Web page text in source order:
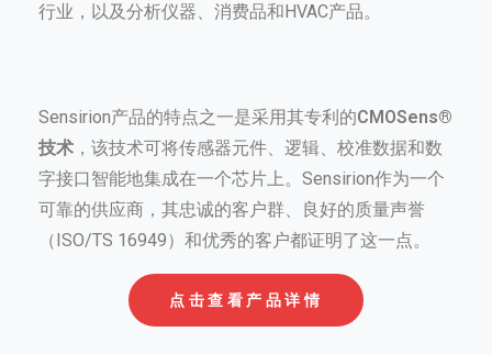
行业，以及分析仪器、消费品和HVAC产品。
Sensirion产品的特点之一是采用其专利的CMOSens®
技术 ，该技术可将传感器元件、逻辑、校准数据和数
字接口智能地集成在一个芯片上。Sensirion作为一个
可靠的供应商，其忠诚的客户群、良好的质量声誉
（ISO/TS 16949）和优秀的客户都证明了这一点。
点击查看产品详情